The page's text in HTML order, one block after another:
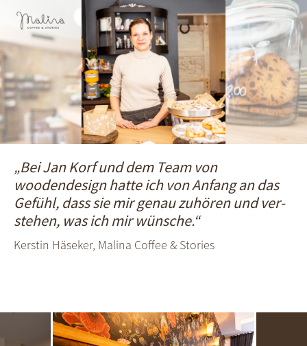
„Bei Jan Korf und dem Team von
woodendesign hatte ich von Anfang an das
Gefühl, dass sie mir genau zu­hören und ver­
stehen, was ich mir wünsche.“
Kerstin Häseker, Malina Coffee & Stories